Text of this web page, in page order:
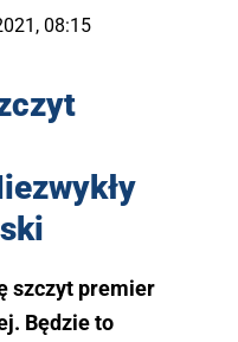
08:15
szczyt premier
Będzie to